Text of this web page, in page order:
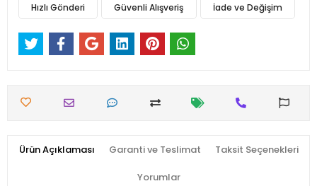
Hızlı Gönderi Güvenli Alışveriş İade ve Değişim
Ürün Açıklaması Garanti ve Teslimat Taksit Seçenekleri
Yorumlar